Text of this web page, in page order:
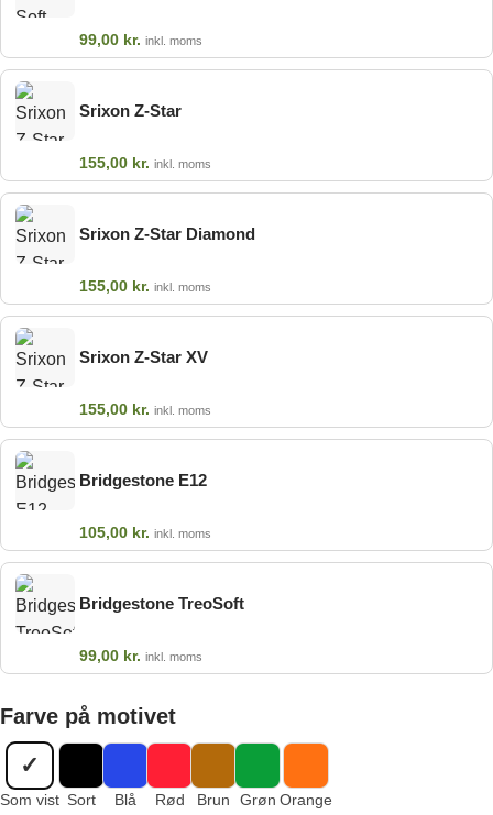
99,00 kr. inkl. moms
Srixon Z-Star
155,00 kr. inkl. moms
Srixon Z-Star Diamond
155,00 kr. inkl. moms
Srixon Z-Star XV
155,00 kr. inkl. moms
Bridgestone E12
105,00 kr. inkl. moms
Bridgestone TreoSoft
99,00 kr. inkl. moms
Farve på motivet
✓
Som vist Sort Blå Rød Brun Grøn Orange